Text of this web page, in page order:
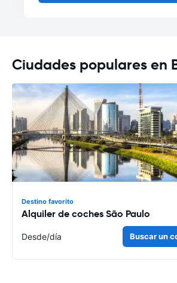
Ciudades populares en
Destino favorito
Alquiler de coches São Paulo
Desde/día Buscar un